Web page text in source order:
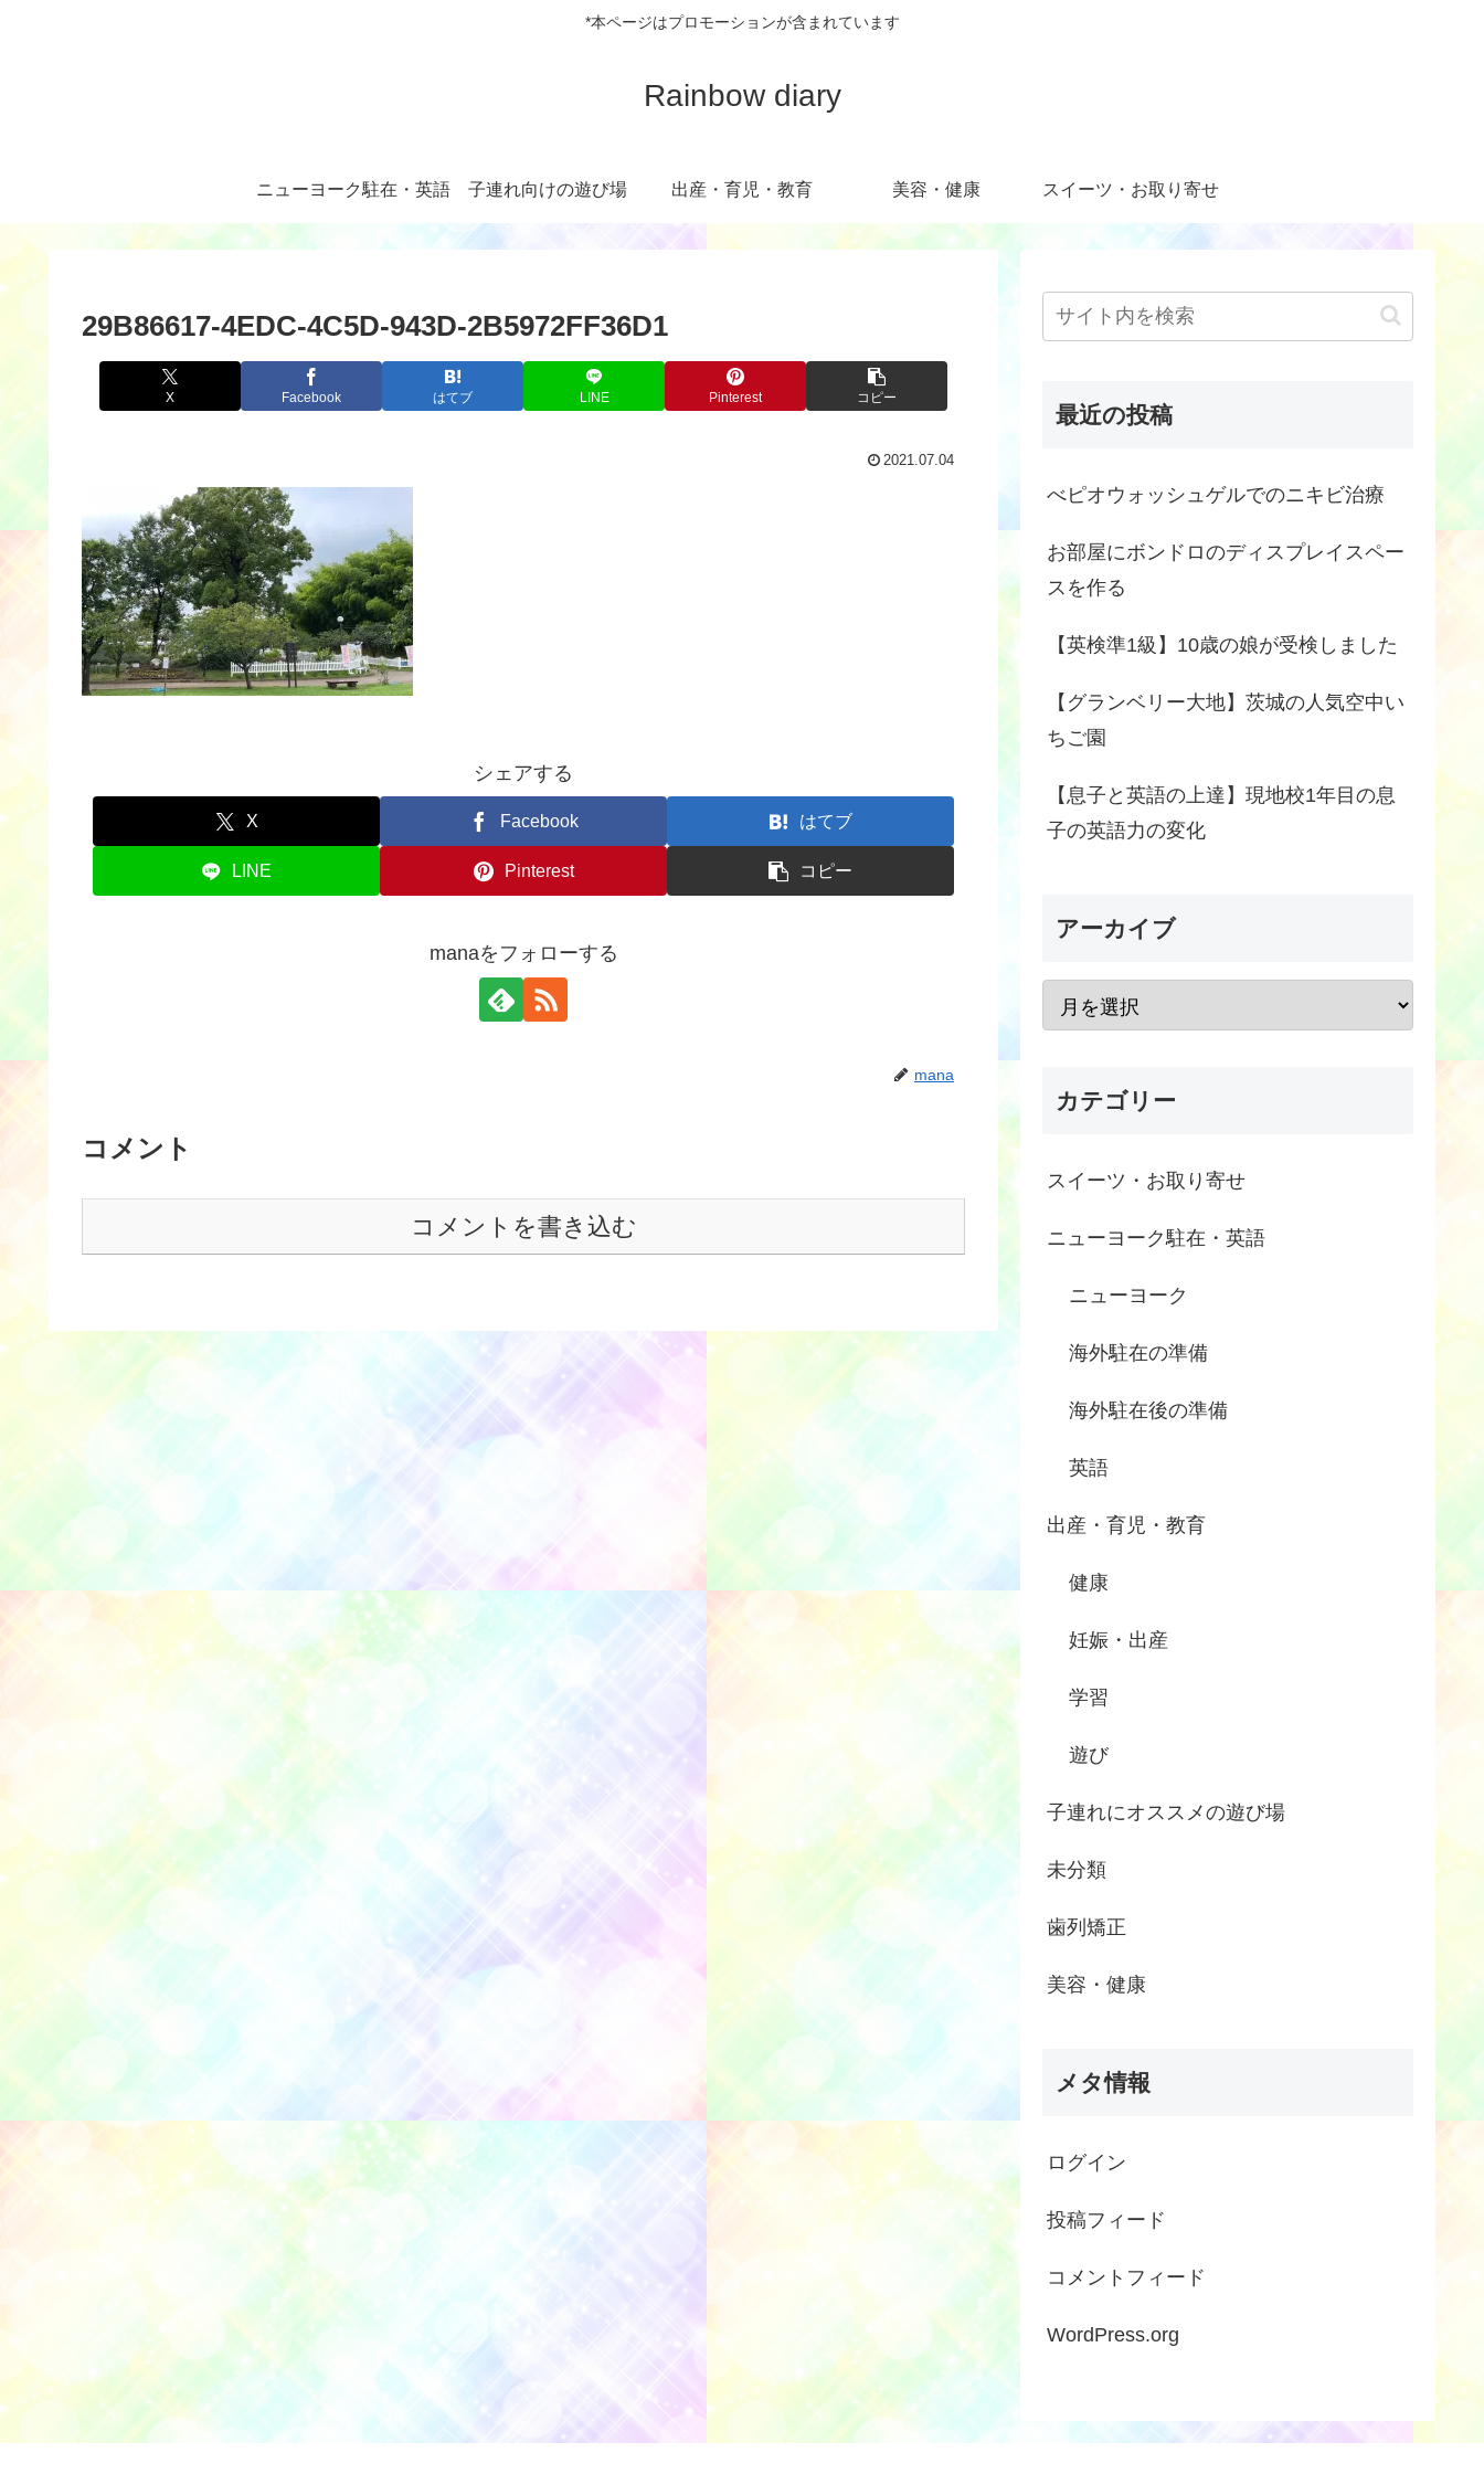
*本ページはプロモーションが含まれています
Rainbow diary
ニューヨーク駐在・英語 子連れ向けの遊び場 出産・育児・教育 美容・健康 スイーツ・お取り寄せ
29B86617-4EDC-4C5D-943D-2B5972FF36D1
X Facebook はてブ LINE Pinterest コピー
2021.07.04
シェアする
X Facebook はてブ
LINE Pinterest コピー
manaをフォローする
mana
コメント
コメントを書き込む
最近の投稿
べピオウォッシュゲルでのニキビ治療
お部屋にボンドロのディスプレイスペー
スを作る
【英検準1級】10歳の娘が受検しました
【グランベリー大地】茨城の人気空中い
ちご園
【息子と英語の上達】現地校1年目の息
子の英語力の変化
アーカイブ
カテゴリー
スイーツ・お取り寄せ
ニューヨーク駐在・英語
ニューヨーク
海外駐在の準備
海外駐在後の準備
英語
出産・育児・教育
健康
妊娠・出産
学習
遊び
子連れにオススメの遊び場
未分類
歯列矯正
美容・健康
メタ情報
ログイン
投稿フィード
コメントフィード
WordPress.org